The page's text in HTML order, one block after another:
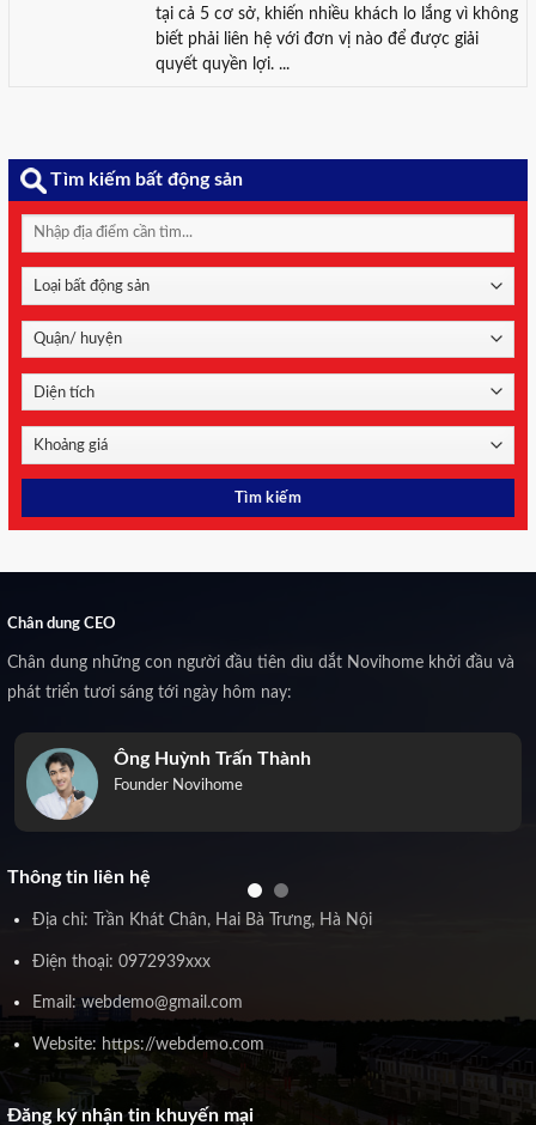
tại cả 5 cơ sở, khiến nhiều khách lo lắng vì không
biết phải liên hệ với đơn vị nào để được giải
quyết quyền lợi. ...
Tìm kiếm bất động sản
Chân dung CEO
Chân dung những con người đầu tiên dìu dắt Novihome khởi đầu và
phát triển tươi sáng tới ngày hôm nay:
Ông Huỳnh Trấn Thành
Founder Novihome
Thông tin liên hệ
Địa chỉ: Trần Khát Chân, Hai Bà Trưng, Hà Nội
Điện thoại: 0972939xxx
Email: webdemo@gmail.com
Website: https://webdemo.com
Đăng ký nhận tin khuyến mại